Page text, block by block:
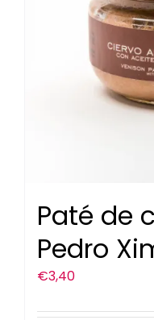
Paté de
Pedro
€3,40